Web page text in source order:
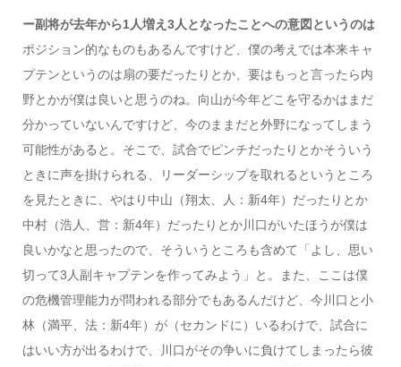
ー副将が去年から1人増え3人となったことへの意図というのは
ポジション的なものもあるんですけど、僕の考えでは本来キャ
プテンというのは扇の要だったりとか、要はもっと言ったら内
野とかが僕は良いと思うのね。向山が今年どこを守るかはまだ
分かっていないんですけど、今のままだと外野になってしまう
可能性があると。そこで、試合でピンチだったりとかそういう
ときに声を掛けられる、リーダーシップを取れるというところ
を見たときに、やはり中山（翔太、人：新4年）だったりとか
中村（浩人、営：新4年）だったりとか川口がいたほうが僕は
良いかなと思ったので、そういうところも含めて「よし、思い
切って3人副キャプテンを作ってみよう」と。また、ここは僕
の危機管理能力が問われる部分でもあるんだけど、今川口と小
林（満平、法：新4年）が（セカンドに）いるわけで、試合に
はいい方が出るわけで、川口がその争いに負けてしまったら彼